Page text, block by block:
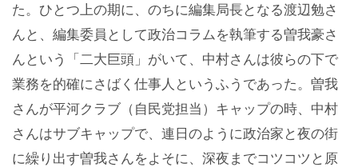
た。ひとつ上の期に、のちに編集局長となる渡辺勉さ
んと、編集委員として政治コラムを執筆する曽我豪さ
んという「二大巨頭」がいて、中村さんは彼らの下で
業務を的確にさばく仕事人というふうであった。曽我
さんが平河クラブ（自民党担当）キャップの時、中村
さんはサブキャップで、連日のように政治家と夜の街
に繰り出す曽我さんをよそに、深夜までコツコツと原